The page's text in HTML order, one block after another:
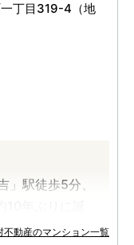
丁目319-4（地
」駅徒歩5分、
年ぶりに誕
不動産のマンション一覧